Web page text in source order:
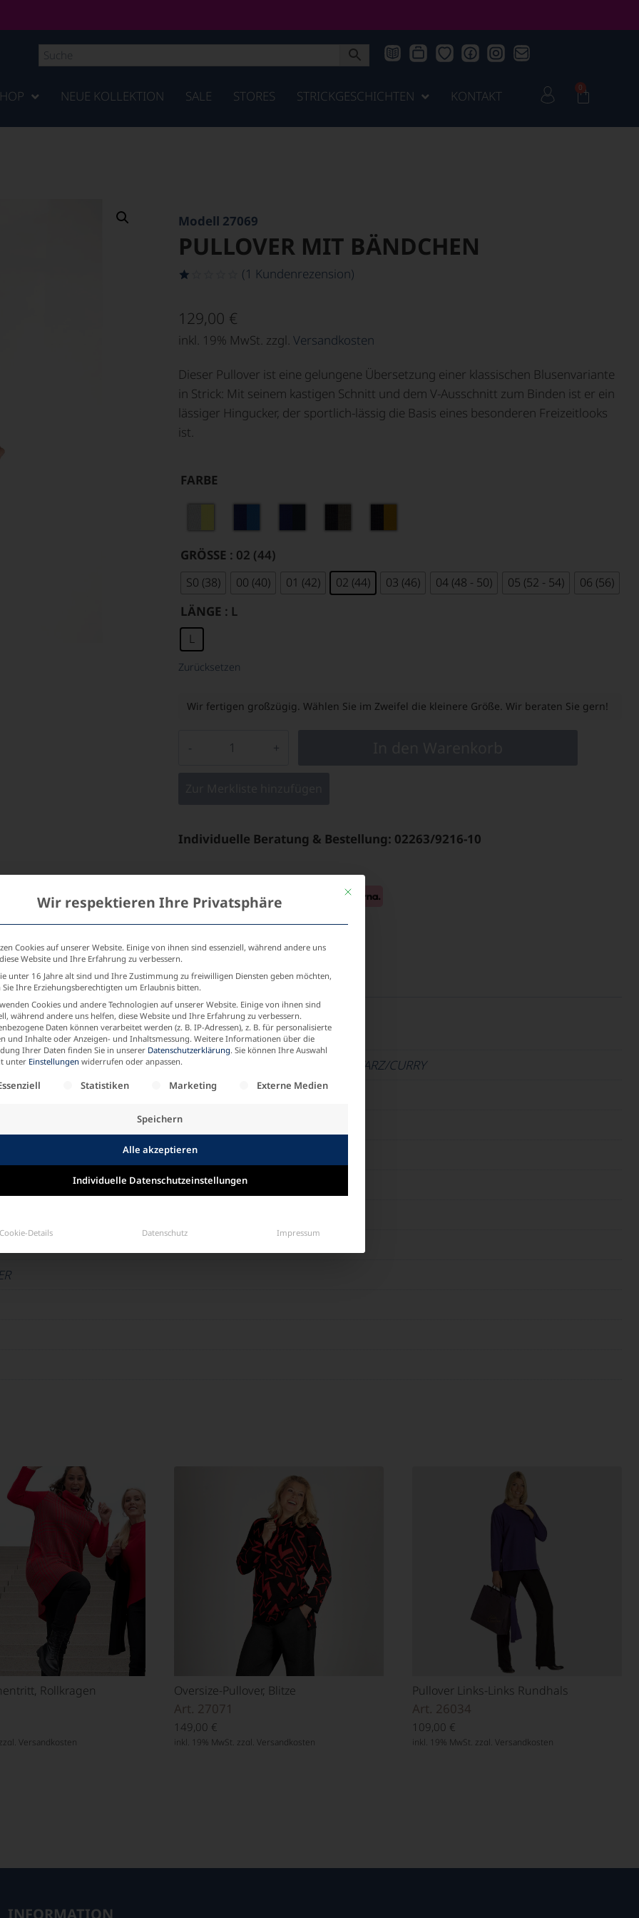
NEUE KOLLEKTION SALE STORES STRICKGESCHICHTEN KONTAKT
0
Modell 27069
PULLOVER MIT BÄNDCHEN
1.00
5,
Kundenbewertung
(1 Kundenrezension)
129,00 €
inkl. 19% MwSt. zzgl. Versandkosten
Dieser Pullover ist eine gelungene Übersetzung einer klassischen Blusenvariante
in Strick: Mit seinem kastigen Schnitt und dem V-Ausschnitt zum Binden ist er ein
lässiger Hingucker, der sportlich-lässig die Basis eines besonderen Freizeitlooks
ist.
FARBE
GRÖSSE : 02 (44)
S0 (38) 00 (40) 01 (42) 02 (44) 03 (46) 04 (48 - 50) 05 (52 - 54) 06 (56)
LÄNGE : L
L
Zurücksetzen
Wir fertigen großzügig. Wählen Sie im Zweifel die kleinere Größe. Wir beraten Sie gern!
Individuelle Beratung & Bestellung: 02263/9216-10
einen Freund
ENGLISH-BLUE,ORANUS/NAVY
SCHWARZ/CURRY
(42),02 (44) 03 (46),04 (48 – 50),05 (52 – 54) ,06 (56)
Polyacryl
Rollkragen
Versandkosten
Oversize-Pullover, Blitze
Art. 27071
149,00 €
inkl. 19% MwSt. zzgl. Versandkosten
Pullover Links-Links Rundhals
Art. 26034
109,00 €
inkl. 19% MwSt. zzgl. Versandkosten
INFORMATION
Mit diesem Button wird der Dialog geschlossen. Seine Funktionalität ist
Wir respektieren Ihre Privatsphäre
Cookies auf unserer Website. Einige von ihnen sind essenziell, während andere uns
Website und Ihre Erfahrung zu verbessern.
unter 16 Jahre alt sind und Ihre Zustimmung zu freiwilligen Diensten geben möchten,
Sie Ihre Erziehungsberechtigten um Erlaubnis bitten.
Cookies und andere Technologien auf unserer Website. Einige von ihnen sind
während andere uns helfen, diese Website und Ihre Erfahrung zu verbessern.
Daten können verarbeitet werden (z. B. IP-Adressen), z. B. für personalisierte
und Inhalte oder Anzeigen- und Inhaltsmessung. Weitere Informationen über die
Ihrer Daten finden Sie in unserer Datenschutzerklärung. Sie können Ihre Auswahl
unter Einstellungen widerrufen oder anpassen.
eine Liste der Service-Gruppen, für die eine Einwilligung erteilt werden kann. Die erste Service-
Statistiken Marketing Externe Medien
Speichern
Alle akzeptieren
Individuelle Datenschutzeinstellungen
Cookie-Details Datenschutz Impressum